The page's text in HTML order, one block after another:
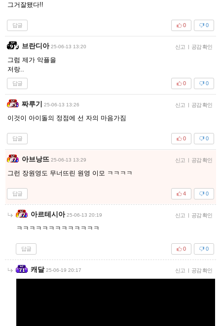
그거잘됐다!!
답글 0
0
브란디아 25-06-13 13:20 신고 | 공감 확인
그럼 제가 악플을
저랑..
답글 0
0
짜루기 25-06-13 13:26 신고 | 공감 확인
이것이 아이돌의 정점에 선 자의 마음가짐
답글 0
0
아브낭뜨 25-06-13 13:29 신고 | 공감 확인
그런 장원영도 무너뜨린 원영 이모 ㅋㅋㅋㅋ
답글 0
4
아르테시아 25-06-13 20:19 신고 | 공감 확인
ㅋㅋㅋㅋㅋㅋㅋㅋㅋㅋㅋㅋㅋ
답글 0
0
캐달 25-06-19 20:17 신고 | 공감 확인